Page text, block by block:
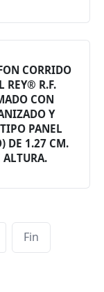
CORRIDO
REY® R.F.
CON
Y
PANEL
DE 1.27 CM.
Fin